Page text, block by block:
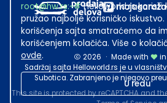
2026 · Made with
Sadržaj sajta Helloworld.rs je u
Subotica. Zabranjeno je njegovo
This site is protected by reCAPTCHA and
root@hw.rs:~#Helloworld.rs koristi
pružao najbolje korisničko
korišćenja sajta smatraćemo da
korišćenjem kolačića. Više o
ovde.
U redu